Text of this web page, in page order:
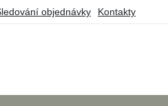
objednávky Kontakty